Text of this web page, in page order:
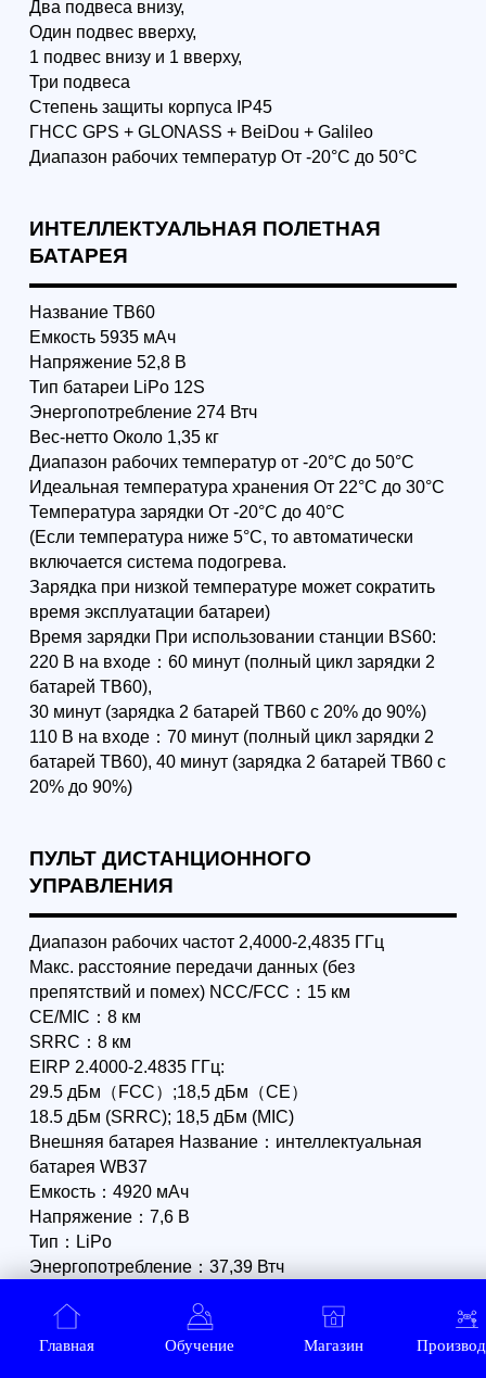
8. Предусматривает ли
конструкция M300 RTK
эксплуатацию с
батареями TB50/TB55?
74 101 р.
65 209 р.
Аккумулято
р TB60
170 974 р.
150 457 р.
Зарядная
станция
BS60
1 501 526 р.
1 321 343
Zenmuse
H30T
821 864 р.
Подвес с
Zenmuse P1
фотограмм
етрических
полетов